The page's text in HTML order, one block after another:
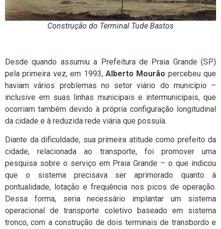
Construção do Terminal Tude Bastos
Desde quando assumiu a Prefeitura de Praia Grande (SP)
pela primeira vez, em 1993, Alberto Mourão percebeu que
haviam vários problemas no setor viário do município –
inclusive em suas linhas municipais e intermunicipais, que
ocorriam também devido à própria configuração longitudinal
da cidade e à reduzida rede viária que possuía.
Diante da dificuldade, sua primeira atitude como prefeito da
cidade, relacionada ao transporte, foi promover uma
pesquisa sobre o serviço em Praia Grande – o que indicou
que o sistema precisava ser aprimorado quanto à
pontualidade, lotação e frequência nos picos de operação.
Dessa forma, seria necessário implantar um sistema
operacional de transporte coletivo baseado em sistema
tronco, com a construção de dois terminais de transbordo e